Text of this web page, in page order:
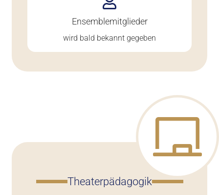
Ensemblemitglieder
wird bald bekannt gegeben
Theaterpädagogik